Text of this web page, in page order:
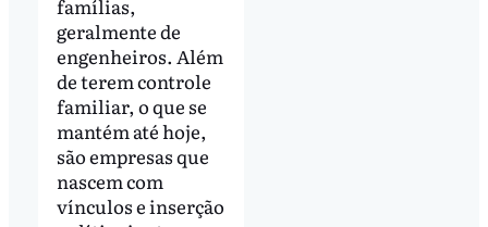
famílias,
geralmente de
engenheiros. Além
de terem controle
familiar, o que se
mantém até hoje,
são empresas que
nascem com
vínculos e inserção